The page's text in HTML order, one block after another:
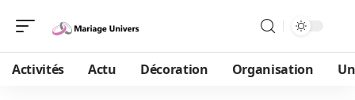
Activités Actu Décoration Organisation